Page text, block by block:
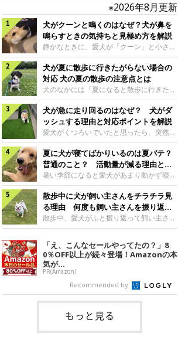
※2026年8月更新
犬がクーンと鳴くのはなぜ？犬が鼻を
鳴らすときの気持ちと見極め方を解説
静かなときに、愛犬が「クーン」と小さく
鳴いたり、鼻を鳴らすような音を出したり
することはありませんか？ 大きく吠える
わけではない分、「不安なの？それとも何
かお願いしているの？」と気になる飼い主
さんもいるかもしれません。今回は、犬が
クーンと鳴く理由や鼻鳴らしの背景、見極
め方と対応のポイントなどについて、いぬ
のきもち獣医師相談室の原 駿太朗先生に
伺いました。クーンと鳴くのはどんな気持
ち？いぬのきもち投稿写真ギャラリー犬が
クーンと小さく鳴くときは、何らかの感情
を伝えようとしている場合があると考えら
れています。大
犬が夏に散歩に行きたがらない場合の
対応 犬の夏の散歩の注意点とは
犬のなかには『夏になると散歩に行きたが
らない、歩かなくなる』『暑い季節は散歩
の気配を察すると涼しい部屋から出ようと
しない』など散歩に行きたがらないコもい
るようです。愛犬の運動をさせてあげたい
のに、散歩に行きたがらない。このような
場合はどう対応すればよいのでしょうか？
「愛犬が夏に散歩に行きたがらない場合の
対応」について、いぬのきもち獣医師相談
室の白山さとこ先生に聞きました。Q.夏に
犬の散歩に行くときの注意点は？ いぬの
きもち投稿写真ギャラリーーー夏に愛犬と
散歩に行くときは、どのようなことに注意
をするとよい
犬が急に走り回るのはなぜ？ 犬がダ
ッシュする理由と対応ポイントを解説
愛犬がくつろいでいたと思ったら、突然部
屋の中を走り回り始める――そんな様子に
驚いたことはありませんか？ 急な動きに
「何が起きているの？」と戸惑う飼い主さ
んも多いでしょう。落ち着いていたはずな
のに、急にスイッチが入ったように見える
と不安になることもあります。今回は、犬
が急に走り回る理由や見極め方などについ
て、いぬのきもち獣医師相談室の岡本りさ
先生に伺いました。犬が急に走り回るのは
ラリー犬が突然走り回る行動は、必ずしも
珍しいものではないと考えられています。
体にたまったエ
夏に犬が寝てばかりいるのは夏バテ？
普通のこと？ 活動量が減る理由と対
策とは
暑い季節になると愛犬があまり動かず寝て
ばかりだと感じる飼い主さんはいません
か？その様子に、愛犬が夏バテで疲れてい
るのか、元気がないのかなど不安に感じる
方もいるのではないかと思います。 で
は、犬が寝てばかりいるときに対処が必要
「犬の活動量が夏に減る理由と対策」につ
いて、いぬのきもち獣医師相談室の山口み
き先生に話を聞きました。Q. 夏に犬の活
動量が減る理由は？ いぬのきもち投稿写
真ギャラリーーー夏に愛犬の活動量が減る
と感じる飼い主さんもいるようです。理由
としてどのようなこ
散歩中に犬が飼い主さんをチラチラ見
る理由 何度も飼い主さんを振り返る
のはなぜ？
散歩中、愛犬がふと振り返って飼い主さん
の様子を確認する…そんな場面に心当たり
はありませんか？ 何度もチラチラ見られ
ると、「何か気になることがあるの？」
「ちゃんと歩けているかな」と不安になる
ことがあるかもしれません。愛犬が歩きな
がら飼い主さんを振り返るしぐさには、ど
んな気持ちが隠れているのでしょうか。今
回は、犬が散歩中に飼い主さんを確認する
理由や注意すべきサインの見極めかた、対
応のポイントなどについて、いぬのきもち
獣医師相談室の原 駿太朗先生に伺いまし
「え、こんなセールやってたの？」8
0％OFF以上が続々登場！Amazonの本
気が...
PR(Amazon)
Recommended by
もっと見る